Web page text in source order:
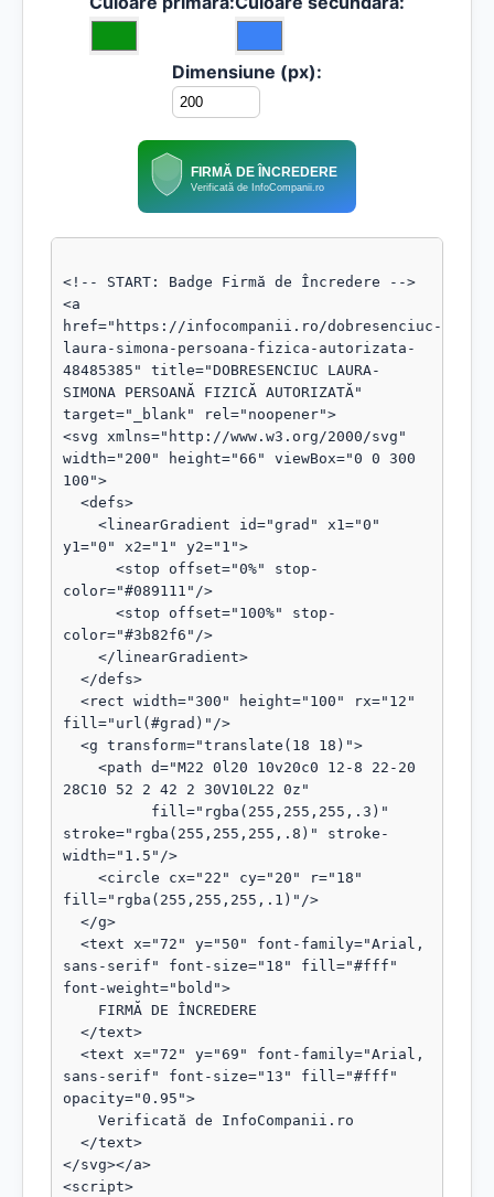
Dimensiune (px):
FIRMĂ DE ÎNCREDERE
Verificată de InfoCompanii.ro
<!-- START: Badge Firmă de Încredere -->
<a
href="https://infocompanii.ro/dobresenciuc-
laura-simona-persoana-fizica-autorizata-
48485385" title="DOBRESENCIUC LAURA-
SIMONA PERSOANĂ FIZICĂ AUTORIZATĂ"
target="_blank" rel="noopener">
<svg xmlns="http://www.w3.org/2000/svg"
width="200" height="66" viewBox="0 0 300
100">
y1="0" x2="1" y2="1">
color="#089111"/>
color="#3b82f6"/>
fill="url(#grad)"/>
28C10 52 2 42 2 30V10L22 0z"
stroke="rgba(255,255,255,.8)" stroke-
width="1.5"/>
fill="rgba(255,255,255,.1)"/>
sans-serif" font-size="18" fill="#fff"
font-weight="bold">
sans-serif" font-size="13" fill="#fff"
opacity="0.95">
</svg></a>
<script>